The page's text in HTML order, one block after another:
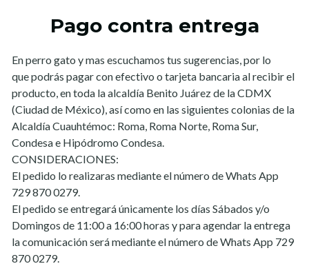
Pago contra entrega
En perro gato y mas escuchamos tus sugerencias, por lo
que podrás pagar con efectivo o tarjeta bancaria al recibir el
producto, en toda la alcaldía Benito Juárez de la CDMX
(Ciudad de México), así como en las siguientes colonias de la
Alcaldía Cuauhtémoc: Roma, Roma Norte, Roma Sur,
Condesa e Hipódromo Condesa.
CONSIDERACIONES:
El pedido lo realizaras mediante el número de Whats App
729 870 0279.
El pedido se entregará únicamente los días Sábados y/o
Domingos de 11:00 a 16:00 horas y para agendar la entrega
la comunicación será mediante el número de Whats App 729
870 0279.